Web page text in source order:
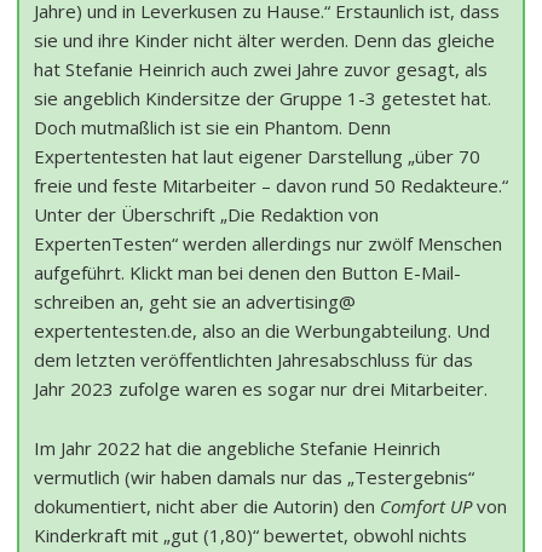
Jahre) und in Leverkusen zu Hause.“ Erstaunlich ist, dass
sie und ihre Kinder nicht älter werden. Denn das gleiche
hat Stefanie Heinrich auch zwei Jahre zuvor gesagt, als
sie angeblich Kindersitze der Gruppe 1-3 getestet hat.
Doch mutmaßlich ist sie ein Phantom. Denn
Expertentesten hat laut eigener Darstellung „über 70
freie und feste Mitarbeiter – davon rund 50 Redakteure.“
Unter der Überschrift „Die Redaktion von
ExpertenTesten“ werden allerdings nur zwölf Menschen
aufgeführt. Klickt man bei denen den Button E-Mail-
schreiben an, geht sie an advertising@
expertentesten.de, also an die Werbungabteilung. Und
dem letzten veröffentlichten Jahresabschluss für das
Jahr 2023 zufolge waren es sogar nur drei Mitarbeiter.
Im Jahr 2022 hat die angebliche Stefanie Heinrich
vermutlich (wir haben damals nur das „Testergebnis“
dokumentiert, nicht aber die Autorin) den Comfort UPvon
Kinderkraft mit „gut (1,80)“ bewertet, obwohl nichts